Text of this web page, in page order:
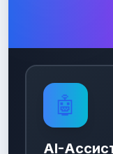
🤖
AI-